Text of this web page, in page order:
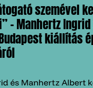
szemével
– Manhertz
kiállítás
és Manhertz Albert